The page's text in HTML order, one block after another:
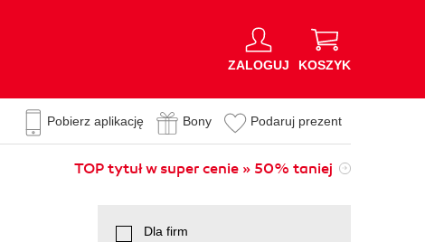
ZALOGUJ KOSZYK
Pobierz aplikację Bony Podaruj prezent
TOP tytuł w super cenie » 50% taniej
Dla firm